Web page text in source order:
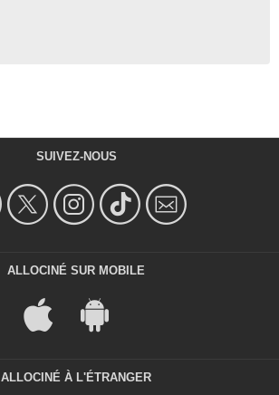
SUIVEZ-NOUS
ALLOCINÉ SUR MOBILE
ALLOCINÉ À L'ÉTRANGER